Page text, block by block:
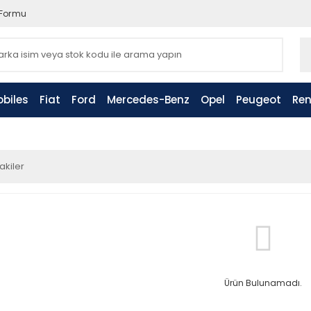
Fiat Ford Mercedes-Benz Opel Peugeot
Ürün Bulunamadı.